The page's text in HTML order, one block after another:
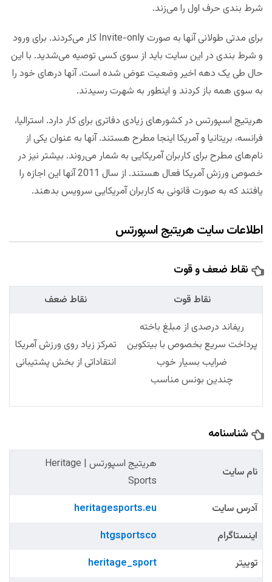
شرط بندی حرف اول را می‌زند.
برای مدتی طولانی آنها به صورت Invite-only کار می‌کردند. برای ورود
و شرط بندی در این سایت باید از سوی کسی توصیه می‌شدید. با این
حال طی یک دهه اخیر وضعیت عوض شده است. آنها درهای خود را
به سوی همه باز کردند و اینطور به شهرت رسیدند.
هریتیج اسپورتس در کشورهای زیادی دفاتری برای کار دارد. استرالیا،
فرانسه، بریتانیا و آمریکا اینجا مطرح هستند. آنها به عنوان یکی از
نام‌های مطرح برای کاربران آمریکایی به شمار می‌روند. بیشتر نیز در
خصوص ورزش آمریکا فعال هستند. از سال 2011 آنها این اجازه را
یافتند که به صورت قانونی به کاربران آمریکایی سرویس بدهند.
اطلاعات سایت هریتیج اسپورتس
نقاط ضعف و قوت
نقاط قوت
نقاط ضعف
ریفاند درصدی از مبلغ باخته
پرداخت سریع بخصوص با بیتکوین
ضرایب بسیار خوب
چندین بونس مناسب
تمرکز زیاد روی ورزش آمریکا
انتقاداتی از بخش پشتیبانی
شناسنامه
نام سایت
هریتیج اسپورتس | Heritage
Sports
آدرس سایت
heritagesports.eu
اینستاگرام
htgsportsco
توییتر
heritage_sport